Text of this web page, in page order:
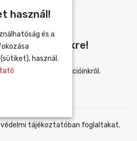
Kapcsolat
Hírlevelünkre!
és akcióinkról.
tájékoztatóban foglaltakat.
használ!
és a
használ.